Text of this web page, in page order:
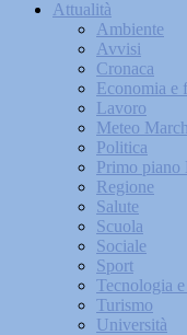
Attualità
Ambiente
Avvisi
Cronaca
Economia e
Lavoro
Meteo
Politica
Primo piano
Regione
Salute
Scuola
Sociale
Sport
Tecnologia e
Turismo
Università